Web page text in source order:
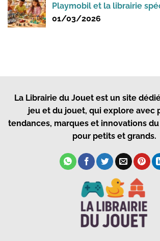
Playmobil et la librairie
01/03/2026
La Librairie du Jouetest un site
jeu et du jouet, qui explore avec
tendances, marques et innovations
pour petits et grands.